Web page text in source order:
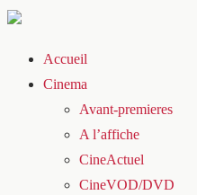
Accueil
Cinema
Avant-premieres
A l’affiche
CineActuel
CineVOD/DVD